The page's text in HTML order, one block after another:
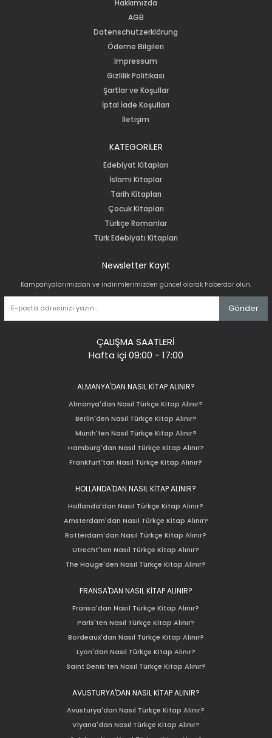
Hakkımızda
AGB
Datenschutzerklärung
Ödeme Bilgileri
Impressum
Gizlilik Politikası
Şartlar ve Koşullar
İptal İade Koşulları
İletişim
KATEGORİLER
Edebiyat Kitapları
İslami Kitaplar
Tarih Kitapları
Çocuk Kitapları
Türkçe Romanlar
Türk Edebiyatı Kitapları
Newsletter Kayıt
Kampanyalarımızdan ve indirimlerimizden güncel olarak haberdar olun.
Gönder
ÇALIŞMA SAATLERİ
Hafta içi 09:00 - 17:00
ALMANYA'DAN NASIL KİTAP ALINIR?
Almanya'dan Nasıl Türkçe Kitap Alınır?
Berlin'den Nasıl Türkçe Kitap Alınır?
Münih'ten Nasıl Türkçe Kitap Alınır?
Hamburg'dan Nasıl Türkçe Kitap Alınır?
Frankfurt'tan Nasıl Türkçe Kitap Alınır?
HOLLANDA'DAN NASIL KİTAP ALINIR?
Hollanda'dan Nasıl Türkçe Kitap Alınır?
Amsterdam'dan Nasıl Türkçe Kitap Alınır?
Rotterdam'dan Nasıl Türkçe Kitap Alınır?
Utrecht'ten Nasıl Türkçe Kitap Alınır?
The Hauge'den Nasıl Türkçe Kitap Alınır?
FRANSA'DAN NASIL KİTAP ALINIR?
Fransa'dan Nasıl Türkçe Kitap Alınır?
Paris'ten Nasıl Türkçe Kitap Alınır?
Bordeaux'dan Nasıl Türkçe Kitap Alınır?
Lyon'dan Nasıl Türkçe Kitap Alınır?
Saint Denis'ten Nasıl Türkçe Kitap Alınır?
AVUSTURYA'DAN NASIL KİTAP ALINIR?
Avusturya'dan Nasıl Türkçe Kitap Alınır?
Viyana'dan Nasıl Türkçe Kitap Alınır?